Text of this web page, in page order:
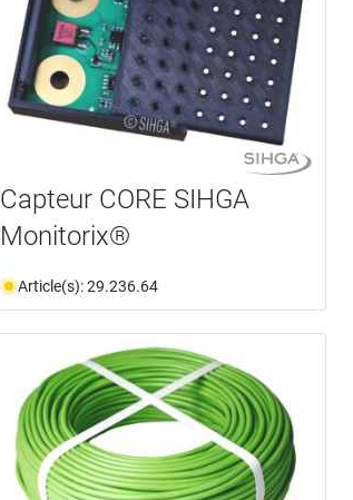
Capteur CORE SIHGA
Monitorix®
Article(s): 29.236.64